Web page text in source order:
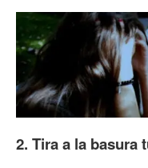
2. Tira a la basura